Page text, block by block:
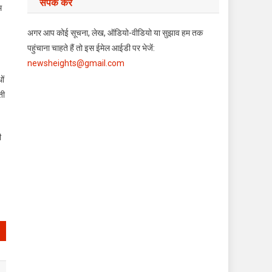
संपर्क करें
अगर आप कोई सूचना, लेख, ऑडियो-वीडियो या सुझाव हम तक
पहुंचाना चाहते हैं तो इस ईमेल आईडी पर भेजें:
newsheights@gmail.com